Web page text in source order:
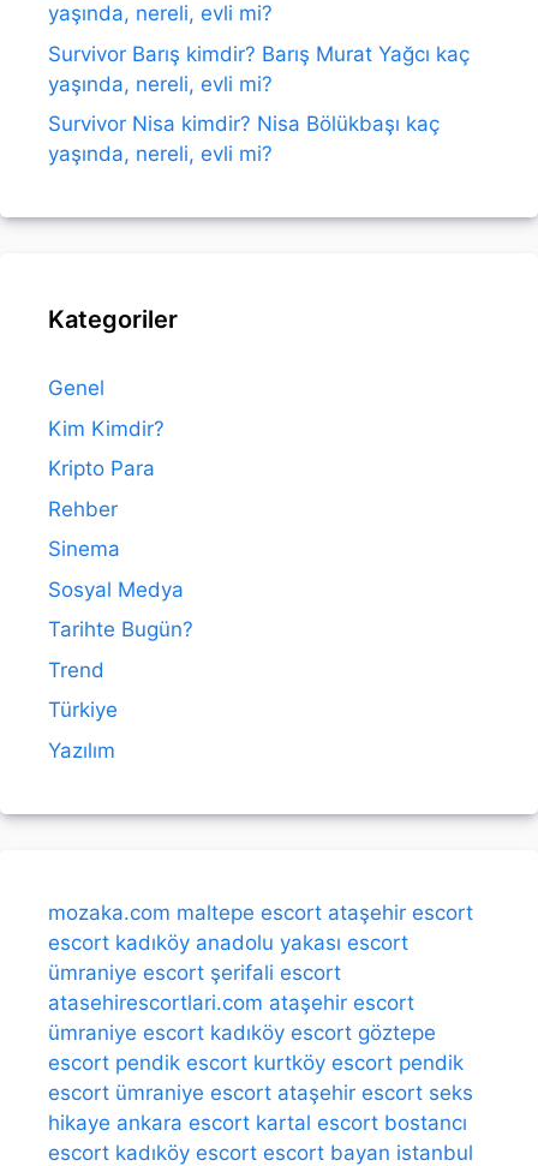
yaşında, nereli, evli mi?
Survivor Barış kimdir? Barış Murat Yağcı kaç
yaşında, nereli, evli mi?
Survivor Nisa kimdir? Nisa Bölükbaşı kaç
yaşında, nereli, evli mi?
Kategoriler
Genel
Kim Kimdir?
Kripto Para
Rehber
Sinema
Sosyal Medya
Tarihte Bugün?
Trend
Türkiye
Yazılım
mozaka.com maltepe escort ataşehir escort
escort kadıköy anadolu yakası escort
ümraniye escort şerifali escort
atasehirescortlari.com ataşehir escort
ümraniye escort kadıköy escort göztepe
escort pendik escort kurtköy escort pendik
escort ümraniye escort ataşehir escort seks
hikaye ankara escort kartal escort bostancı
escort kadıköy escort escort bayan istanbul